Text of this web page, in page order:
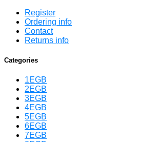
Register
Ordering info
Contact
Returns info
Categories
1EGB
2EGB
3EGB
4EGB
5EGB
6EGB
7EGB